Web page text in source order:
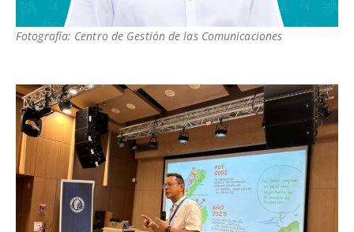
Fotografía: Centro de Gestión de las Comunicaciones